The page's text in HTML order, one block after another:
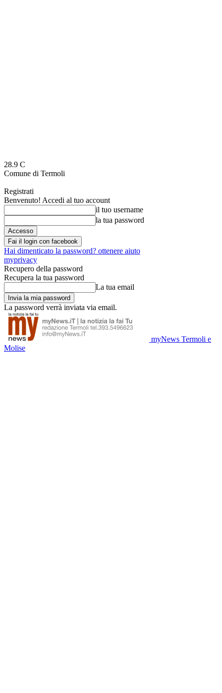
28.9 C
Comune di Termoli
Registrati
Benvenuto! Accedi al tuo account
il tuo username
la tua password
Fai il login con facebook
Hai dimenticato la password? ottenere aiuto
myprivacy
Recupero della password
Recupera la tua password
La tua email
La password verrà inviata via email.
myNews Termoli e
Molise